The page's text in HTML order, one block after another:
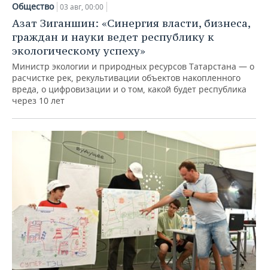
Общество 03 авг, 00:00
Азат Зиганшин: «Синергия власти, бизнеса,
граждан и науки ведет республику к
экологическому успеху»
Министр экологии и природных ресурсов Татарстана — о
расчистке рек, рекультивации объектов накопленного
вреда, о цифровизации и о том, какой будет республика
через 10 лет